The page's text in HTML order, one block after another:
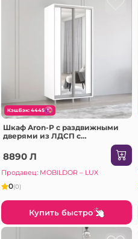
КэшБэк: 4445
Шкаф Aron-P с раздвижными
дверями из ЛДСП с
(180x60x210H см) Sonoma
8890 Л
Продавец: MOBILDOR – LUX
0(0)
Купить быстро